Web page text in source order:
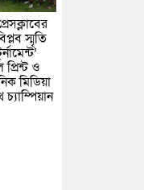
স্মৃতি
ও
মিডিয়া